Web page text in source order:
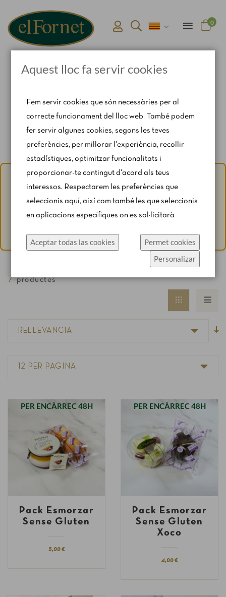
0
vacances, es restringeixen lleugerament els horaris i els
caps de setmana segons disponibilitat.
Per a qualsevol consulta, escriu-nos a
catering@rosendomila.com.
7productes
PER ENCÀRREC 48H
Pack Esmorzar
Sense Gluten
5,00 €
PER ENCÀRREC 48H
Pack Esmorzar
Sense Gluten
Xoco
4,00 €
Aquest lloc fa servir cookies
Fem servir cookies que són necessàries per al
correcte funcionament del lloc web. També podem
fer servir algunes cookies, segons les teves
preferències, per millorar l'experiència, recollir
estadístiques, optimitzar funcionalitats i
proporcionar-te contingut d'acord als teus
interessos. Respectarem les preferències que
seleccionis aquí, així com també les que seleccionis
en aplicacions específiques on es sol·licitarà
Fes clic a Permet cookies per acceptar les cookies i
anar directament al lloc web o fes clic a
Configuració de cookies per veure els detalls dels
Configuració de cookies
Aceptar todas las cookies
Permet cookies
Personalizar